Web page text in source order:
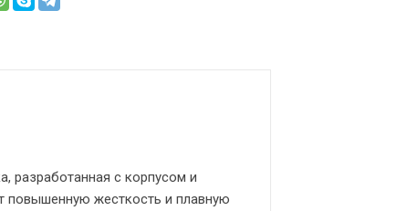
разработанная с корпусом и
повышенную жесткость и плавную